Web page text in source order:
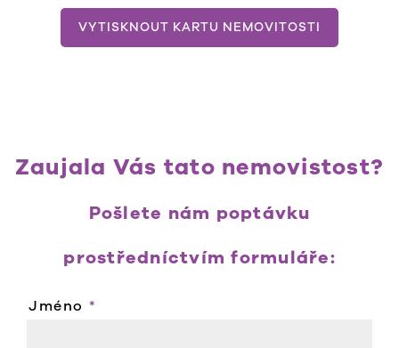
VYTISKNOUT KARTU NEMOVITOSTI
Zaujala Vás tato nemovistost?
Pošlete nám poptávku
prostředníctvím formuláře:
Jméno *